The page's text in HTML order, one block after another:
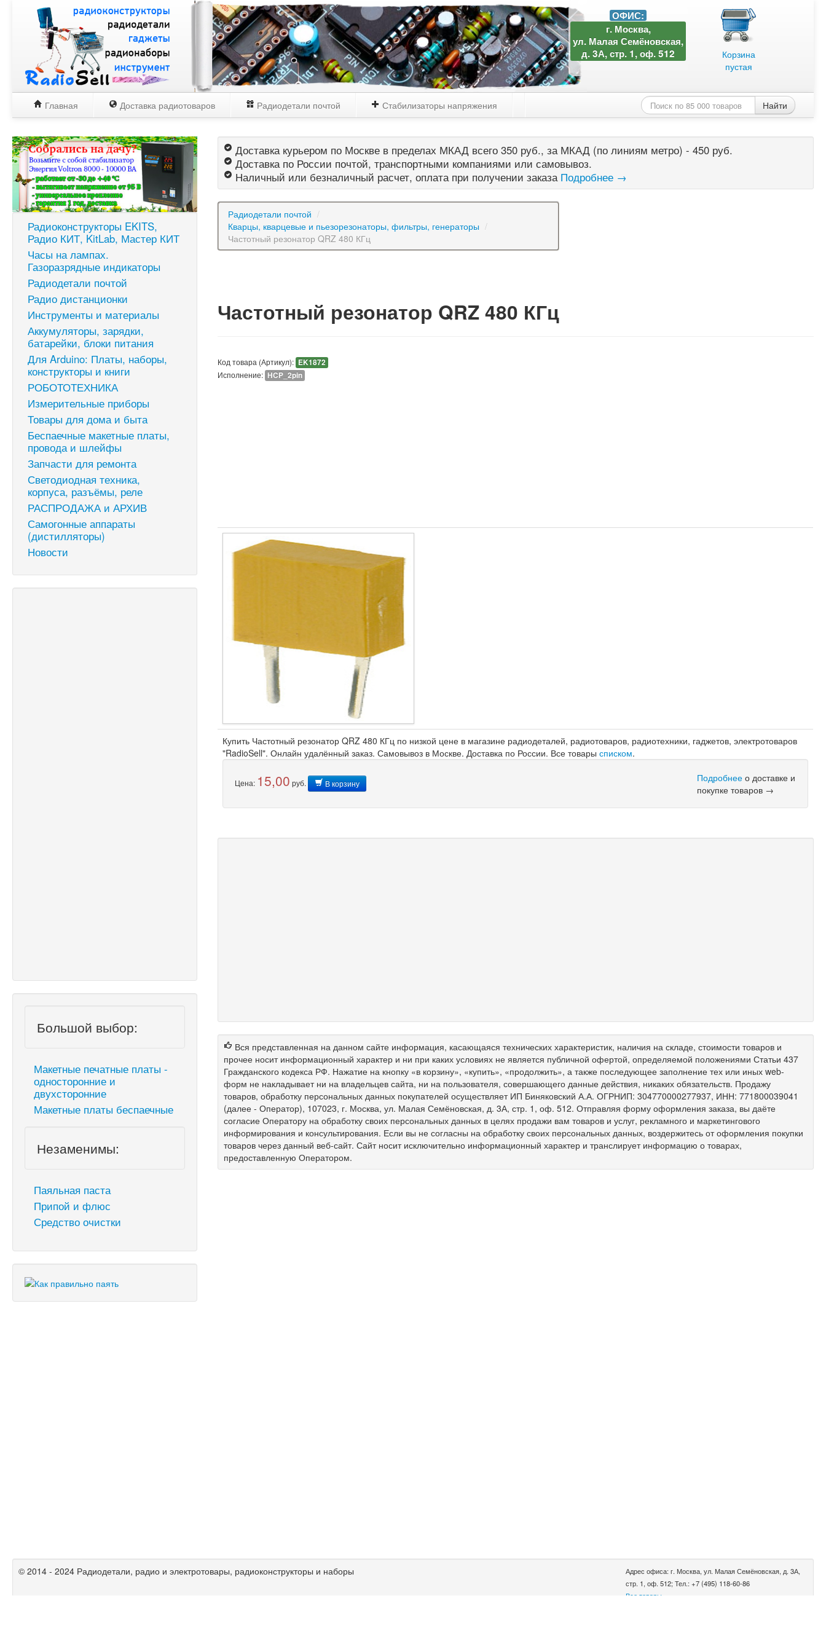
Корзина
пустая
ОФИС:
г. Москва,
ул. Малая Семёновская,
д. 3А, стр. 1, оф. 512
Главная Доставка радиотоваров Радиодетали почтой Стабилизаторы напряжения Найти
Радиоконструкторы EKITS,
Радио КИТ, KitLab, Мастер КИТ
Часы на лампах.
Газоразрядные индикаторы
Радиодетали почтой
Радио дистанционки
Инструменты и материалы
Аккумуляторы, зарядки,
батарейки, блоки питания
Для Arduino: Платы, наборы,
конструкторы и книги
РОБОТОТЕХНИКА
Измерительные приборы
Товары для дома и быта
Беспаечные макетные платы,
провода и шлейфы
Запчасти для ремонта
Светодиодная техника,
корпуса, разъёмы, реле
РАСПРОДАЖА и АРХИВ
Самогонные аппараты
(дистилляторы)
Новости
Большой выбор:
Макетные печатные платы -
односторонние и
двухсторонние
Макетные платы беспаечные
Незаменимы:
Паяльная паста
Припой и флюс
Средство очистки
Доставка курьером по Москве в пределах МКАД всего 350 руб., за МКАД (по линиям метро) - 450 руб.
Доставка по России почтой, транспортными компаниями или самовывоз.
Наличный или безналичный расчет, оплата при получении заказа Подробнее →
Радиодетали почтой /
Кварцы, кварцевые и пьезорезонаторы, фильтры, генераторы /
Частотный резонатор QRZ 480 КГц
Частотный резонатор QRZ 480 КГц
Код товара (Артикул): EK1872
Исполнение: HCP_2pin
Купить Частотный резонатор QRZ 480 КГц по низкой цене в магазине радиодеталей, радиотоваров, радиотехники, гаджетов, электротоваров
"RadioSell". Онлайн удалённый заказ. Самовывоз в Москве. Доставка по России. Все товарысписком.
Цена: 15,00 руб. В корзину Подробнее о доставке и
покупке товаров →
Вся представленная на данном сайте информация, касающаяся технических характеристик, наличия на складе, стоимости товаров и
прочее носит информационный характер и ни при каких условиях не является публичной офертой, определяемой положениями Статьи 437
Гражданского кодекса РФ. Нажатие на кнопку «в корзину», «купить», «продолжить», а также последующее заполнение тех или иных web-
форм не накладывает ни на владельцев сайта, ни на пользователя, совершающего данные действия, никаких обязательств. Продажу
товаров, обработку персональных данных покупателей осуществляет ИП Биняковский А.А. ОГРНИП: 304770000277937, ИНН: 771800039041
(далее - Оператор), 107023, г. Москва, ул. Малая Семёновская, д. 3А, стр. 1, оф. 512. Отправляя форму оформления заказа, вы даёте
согласие Оператору на обработку своих персональных данных в целях продажи вам товаров и услуг, рекламного и маркетингового
информирования и консультирования. Если вы не согласны на обработку своих персональных данных, воздержитесь от оформления покупки
товаров через данный веб-сайт. Сайт носит исключительно информационный характер и транслирует информацию о товарах,
предоставленную Оператором.
© 2014 - 2024 Радиодетали, радио и электротовары, радиоконструкторы и наборы
Адрес офиса: г. Москва, ул. Малая Семёновская, д. 3А,
стр. 1, оф. 512; Тел.: +7 (495) 118-60-86
Все товары